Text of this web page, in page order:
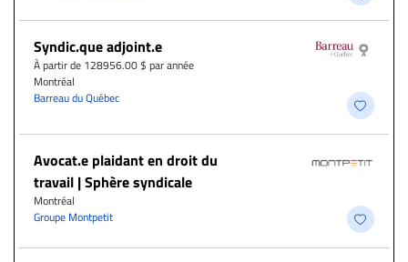
Syndic.que adjoint.e
À partir de 128956.00 $ par année
Montréal
Barreau du Québec
Avocat.e plaidant en droit du
travail | Sphère syndicale
Montréal
Groupe Montpetit